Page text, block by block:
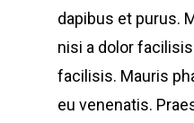
dapibus et purus.
nisi a dolor
facilisis. Mauris
eu venenatis.